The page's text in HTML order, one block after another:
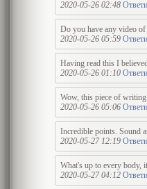
2020-05-26 02:48
Do you have any video
2020-05-26 05:59
Having read this I
2020-05-26 01:10
Wow, this piece of
2020-05-26 05:06
Incredible points. Sound
2020-05-27 12:19
What's up to every body,
2020-05-27 04:12